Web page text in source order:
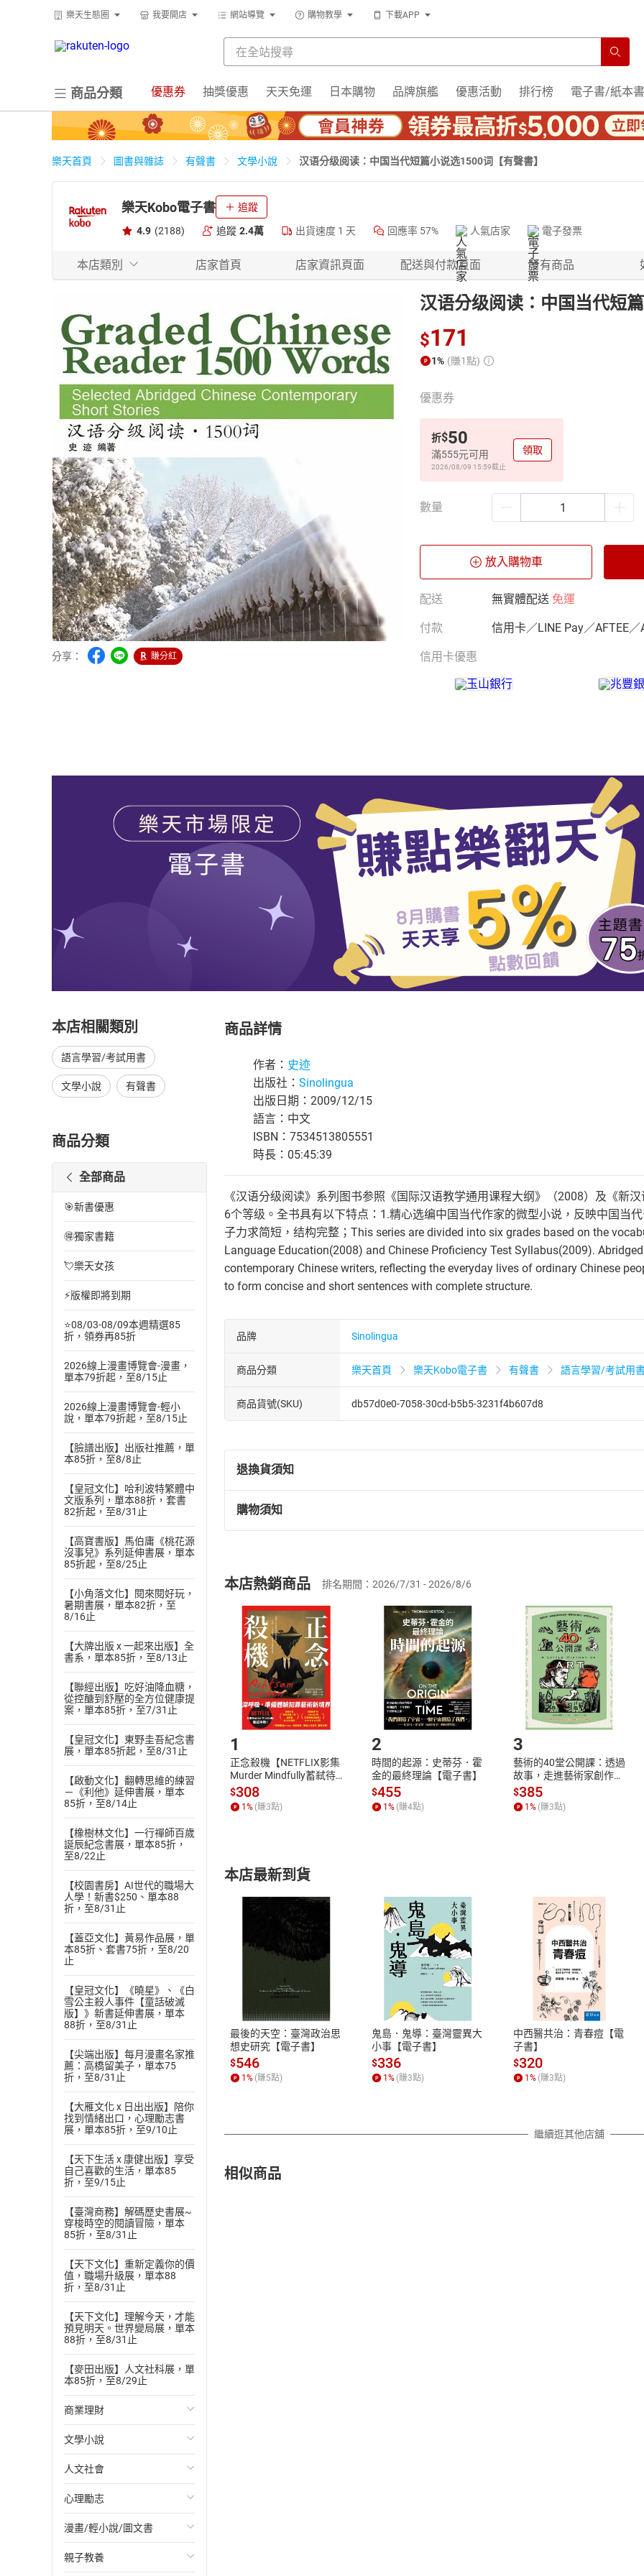
樂天生態圈 我要開店 網站導覽 購物教學 下載APP
商品分類 優惠券 抽獎優惠 天天免運 日本購物 品牌旗艦 優惠活動 排行榜 電子書/紙本書
樂天首頁 圖書與雜誌 有聲書 文學小說 汉语分级阅读：中国当代短篇小说选1500词【有聲書】
樂天Kobo電子書 追蹤
4.9 (2188) 追蹤 2.4萬 出貨速度 1 天 回應率 57% 人氣店家 電子發票
本店類別 店家首頁 店家資訊頁面 配送與付款頁面 所有商品
分享： 賺分紅
汉语分级阅读：中国当代短
$171
1% (賺1點)
優惠券
折$50
滿555元可用
2026/08/09 15:59截止
領取
數量
放入購物車
配送 無實體配送 免運
付款 信用卡／LINE Pay／AFTEE／
信用卡優惠
本店相關類別
語言學習/考試用書
文學小說 有聲書
商品分類
全部商品
🎯新書優惠
🉐獨家書籍
💘樂天女孩
⚡版權即將到期
⭐08/03-08/09本週精選85
折，領券再85折
2026線上漫畫博覽會-漫畫，
單本79折起，至8/15止
2026線上漫畫博覽會-輕小
說，單本79折起，至8/15止
【臉譜出版】出版社推薦，單
本85折，至8/8止
【皇冠文化】哈利波特繁體中
文版系列，單本88折，套書
82折起，至8/31止
【高寶書版】馬伯庸《桃花源
沒事兒》系列延伸書展，單本
85折起，至8/25止
【小角落文化】閱來閱好玩，
暑期書展，單本82折，至
8/16止
【大牌出版 x 一起來出版】全
書系，單本85折，至8/13止
【聯經出版】吃好油降血糖，
從控醣到舒壓的全方位健康提
案，單本85折，至7/31止
【皇冠文化】東野圭吾紀念書
展，單本85折起，至8/31止
【啟動文化】翻轉思維的練習
－《利他》延伸書展，單本
85折，至8/14止
【橡樹林文化】一行禪師百歲
誕辰紀念書展，單本85折，
至8/22止
【校園書房】AI世代的職場大
人學！新書$250、單本88
折，至8/31止
【蓋亞文化】黃易作品展，單
本85折、套書75折，至8/20
止
【皇冠文化】《曉星》、《白
雪公主殺人事件【童話破滅
版】》新書延伸書展，單本
88折，至8/31止
【尖端出版】每月漫畫名家推
薦：高橋留美子，單本75
折，至8/31止
【大雁文化 x 日出出版】陪你
找到情緒出口，心理勵志書
展，單本85折，至9/10止
【天下生活 x 康健出版】享受
自己喜歡的生活，單本85
折，至9/15止
【臺灣商務】解碼歷史書展~
穿梭時空的閱讀冒險，單本
85折，至8/31止
【天下文化】重新定義你的價
值，職場升級展，單本88
折，至8/31止
【天下文化】理解今天，才能
預見明天。世界變局展，單本
88折，至8/31止
【麥田出版】人文社科展，單
本85折，至8/29止
商業理財
投資理財
經濟/趨勢
財務/金融
管理/領導
職場工作術
文學小說
歐美文學
日本文學
韓國文學
華文文學
人文社會
國際關係
政治
社會科學
心理勵志
心靈成長/情緒
人際關係
漫畫/輕小說/圖文書
輕小說
親子教養
商品詳情
作者： 史迹
出版社： Sinolingua
出版日期：2009/12/15
語言：中文
ISBN：7534513805551
時長：05:45:39
《汉语分级阅读》系列图书参照《国际汉语教学通用课程大纲》（2008）及《新
6个等级。全书具有以下特点：1.精心选编中国当代作家的微型小说，反映中国当
子力求简短，结构完整；This series are divided into six grades based on the
Language Education(2008) and Chinese Proficiency Test Syllabus(2009).
contemporary Chinese writers, reflecting the everyday lives of ordinary Chinese
to form concise and short sentences with complete structure.
品牌 Sinolingua
商品分類 樂天首頁 樂天Kobo電子書 有聲書 語言學習/考試用
商品貨號(SKU) db57d0e0-7058-30cd-b5b5-3231f4b607d8
退換貨須知
退換貨規定：
(一)依消費者保護法第19條第1項後段暨通訊交易解除權合理例外情事適用
(二)消費者訂購本店鋪之商品即代表知悉本店鋪所銷售之商品為電子書，
且已下載/存取電子書，不得請求退貨退款。
退貨方式：您欲取消訂單或辦理退貨時，請登入樂天市場，並於「我的訂單
貨」，本店鋪將依您的申請進行審核，待審核通過後將為您辦理退款事宜。
請注意，樂天市場須以整筆訂單為單位進行取消/退貨，恕無法以單支商品取
購物須知
挑選商品
Choose
放入購物車
Shopping cart
登入帳號
Login
購書後，如何開始使用？
Step1.選擇閱讀載具 Step2.登入
付款方式
ATM轉帳、信用卡、LINE PAY、AFTEE
退換貨規範
本店是否提供消費者保護法七日猶
之權利，遽消費者保護法及通訊交
除權合理例外情事適用準則，依商
質各有不同規定。詳細退換貨說明
照各商品說明。
本店熱銷商品 排名期間：2026/7/31 - 2026/8/6
1
正念殺機【NETFLIX影集
Murder Mindfully蓄弒待
發】【電子書】
$308
1 % (賺3點)
2
時間的起源：史蒂芬．霍
金的最終理論【電子書】
$455
1 % (賺4點)
3
藝術的40堂公開課：透過
故事，走進藝術家創作現
場，看藝術如何誕生、如
何形塑人類生活【電子
書】
$385
1 % (賺3點)
本店最新到貨
最後的天空：臺灣政治思
想史研究【電子書】
$546
1 % (賺5點)
鬼島．鬼導：臺灣靈異大
小事【電子書】
$336
1 % (賺3點)
中西醫共治：青春痘【電
子書】
$320
1 % (賺3點)
繼續逛其他店舖
相似商品